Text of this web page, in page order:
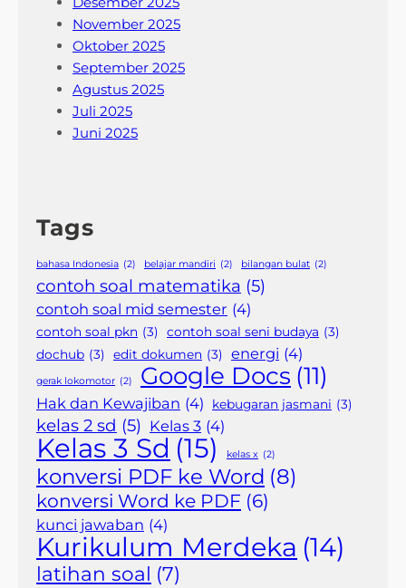
November 2025
Oktober 2025
September 2025
Agustus 2025
Juli 2025
Juni 2025
Tags
bahasa Indonesia (2) belajar mandiri (2) bilangan bulat (2)
contoh soal matematika (5)
contoh soal mid semester (4)
contoh soal pkn (3) contoh soal seni budaya (3)
dochub (3) edit dokumen (3) energi (4)
gerak lokomotor (2) Google Docs (11)
Hak dan Kewajiban (4) kebugaran jasmani (3)
kelas 2 sd (5) Kelas 3 (4)
Kelas 3 Sd (15) kelas x (2)
konversi PDF ke Word (8)
konversi Word ke PDF (6)
kunci jawaban (4)
Kurikulum Merdeka (14)
latihan soal (7)